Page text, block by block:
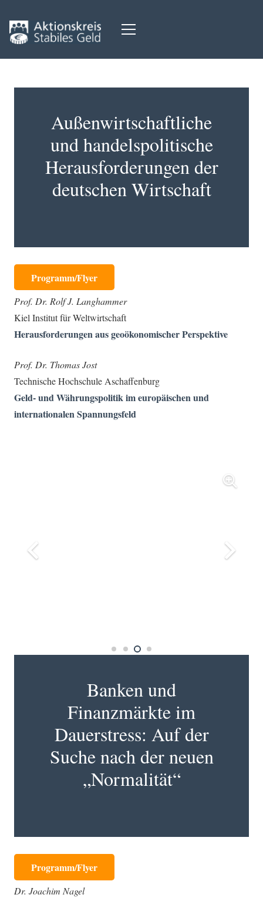
Außenwirtschaftliche
und handelspolitische
Herausforderungen der
deutschen Wirtschaft
Programm/Flyer
Prof. Dr. Rolf J. Langhammer
Kiel Institut für Weltwirtschaft
Herausforderungen aus geoökonomischer Perspektive
Prof. Dr. Thomas Jost
Technische Hochschule Aschaffenburg
Geld- und Währungspolitik im europäischen und
internationalen Spannungsfeld
Banken und
Finanzmärkte im
Dauerstress: Auf der
Suche nach der neuen
„Normalität“
Programm/Flyer
Dr. Joachim Nagel